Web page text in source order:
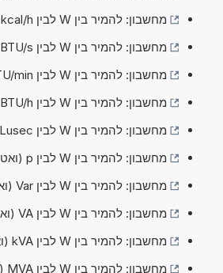
מחשבון: להמיר בין W לבין kcal/h (ואט לבין kcal/h)
מחשבון: להמיר בין W לבין BTU/s (ואט לבין BTU/s)
מחשבון: להמיר בין W לבין BTU/min (ואט לבין BTU/min)
מחשבון: להמיר בין W לבין BTU/h (ואט לבין BTU/h)
מחשבון: להמיר בין W לבין Lusec (ואט לבין Lusec)
מחשבון: להמיר בין W לבין p (ואט לבין פונסלה)
מחשבון: להמיר בין W לבין Var (ואט לבין Var)
מחשבון: להמיר בין W לבין VA (ואט לבין וולט-אמפר)
מחשבון: להמיר בין W לבין kVA (ואט לבין קילווולט-אמפר)
מחשבון: להמיר בין W לבין MVA (ואט לבין מגהוולט-אמפר)